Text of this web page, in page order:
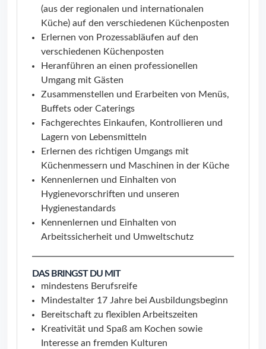
(aus der regionalen und internationalen
Küche) auf den verschiedenen Küchenposten
Erlernen von Prozessabläufen auf den
verschiedenen Küchenposten
Heranführen an einen professionellen
Umgang mit Gästen
Zusammenstellen und Erarbeiten von Menüs,
Buffets oder Caterings
Fachgerechtes Einkaufen, Kontrollieren und
Lagern von Lebensmitteln
Erlernen des richtigen Umgangs mit
Küchenmessern und Maschinen in der Küche
Kennenlernen und Einhalten von
Hygienevorschriften und unseren
Hygienestandards
Kennenlernen und Einhalten von
Arbeitssicherheit und Umweltschutz
DAS BRINGST DU MIT
mindestens Berufsreife
Mindestalter 17 Jahre bei Ausbildungsbeginn
Bereitschaft zu flexiblen Arbeitszeiten
Kreativität und Spaß am Kochen sowie
Interesse an fremden Kulturen